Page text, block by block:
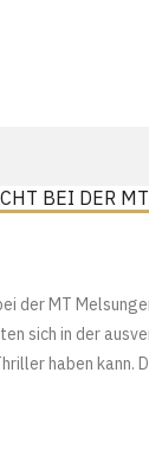
BEI DER
MT
sich in der
haben